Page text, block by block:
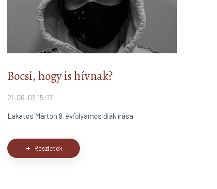
Bocsi, hogy is hívnak?
21-06-02 15:17
Lakatos Márton 9. évfolyamos diák írása
arrow_forward Részletek